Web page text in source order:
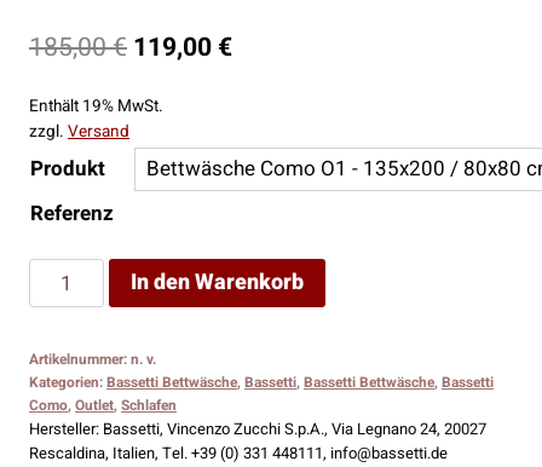
185,00€Ursprünglicher
185,00 €
119,00€Aktueller
119,00 €.
Enthält 19% MwSt.
zzgl. Versand
Produkt
Referenz
Bassetti
Bettwäsche
O1
Menge
In den Warenkorb
Artikelnummer:n. v.
Kategorien:Bassetti Bettwäsche,Bassetti,Bassetti Bettwäsche,Bassetti
Como,Outlet,Schlafen
Hersteller: Bassetti, Vincenzo Zucchi S.p.A., Via Legnano 24, 20027
Rescaldina, Italien, Tel. +39 (0) 331 448111, info@bassetti.de